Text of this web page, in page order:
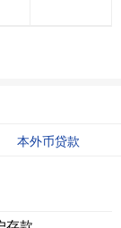
本外币贷款